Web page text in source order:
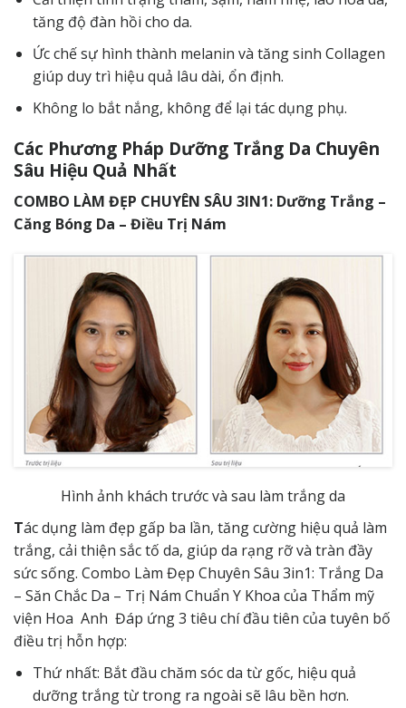
tăng độ đàn hồi cho da.
Ức chế sự hình thành melanin và tăng sinh Collagen
giúp duy trì hiệu quả lâu dài, ổn định.
Không lo bắt nắng, không để lại tác dụng phụ.
Các Phương Pháp Dưỡng Trắng Da Chuyên
Sâu Hiệu Quả Nhất
COMBO LÀM ĐẸP CHUYÊN SÂU 3IN1: Dưỡng Trắng –
Căng Bóng Da – Điều Trị Nám
Hình ảnh khách trước và sau làm trắng da
Tác dụng làm đẹp gấp ba lần, tăng cường hiệu quả làm
trắng, cải thiện sắc tố da, giúp da rạng rỡ và tràn đầy
sức sống. Combo Làm Đẹp Chuyên Sâu 3in1: Trắng Da
– Săn Chắc Da – Trị Nám Chuẩn Y Khoa của Thẩm mỹ
viện Hoa Anh Đáp ứng 3 tiêu chí đầu tiên của tuyên bố
điều trị hỗn hợp:
Thứ nhất: Bắt đầu chăm sóc da từ gốc, hiệu quả
dưỡng trắng từ trong ra ngoài sẽ lâu bền hơn.